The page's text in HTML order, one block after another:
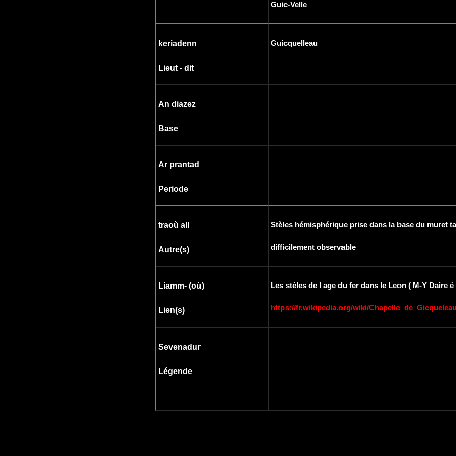
Guic-Velle
keriadenn
Lieut - dit
Guicquelleau
An diazez
Base
Ar prantad
Periode
traoù all
Autre(s)
Stèles hémisphérique prise dans la base du muret
difficilement observable
Liamm- (où)
Lien(s)
Les stèles de l age du fer dans le Leon ( M-Y Daire
https://fr.wikipedia.org/wiki/
Sevenadur
Légende